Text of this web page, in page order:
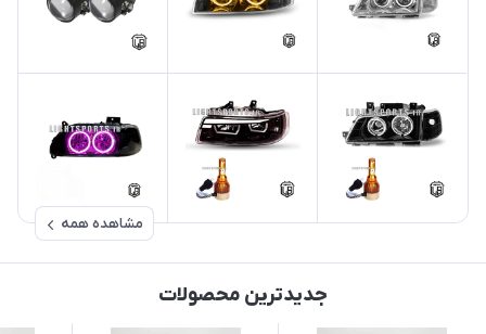
مشاهده همه
جدیدترین محصولات